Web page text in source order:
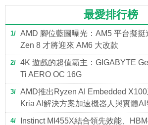
最愛排行榜
1
AMD 腳位藍圖曝光：AM5 平台擬挺
Zen 8 才將迎來 AM6 大改款
2
4K 遊戲的超值霸主：GIGABYTE
Ti AERO OC 16G
3
AMD推出Ryzen AI Embedded
Kria AI解決方案加速機器人與實體AI
4 Instinct MI455X結合領先效能、